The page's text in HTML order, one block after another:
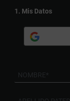
1. Mis Datos